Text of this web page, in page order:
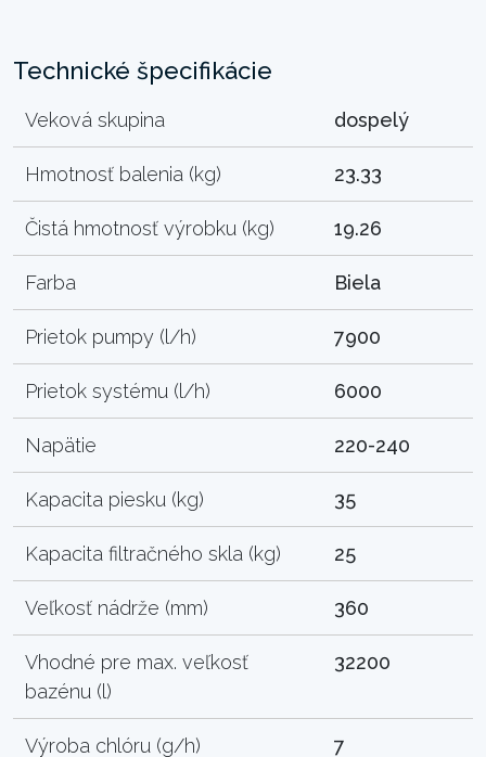
Technické špecifikácie
Veková skupina dospelý
Hmotnosť balenia (kg) 23.33
Čistá hmotnosť výrobku (kg) 19.26
Farba Biela
Prietok pumpy (l/h) 7900
Prietok systému (l/h) 6000
Napätie 220-240
Kapacita piesku (kg) 35
Kapacita filtračného skla (kg) 25
Veľkosť nádrže (mm) 360
Vhodné pre max. veľkosť
bazénu (l)
32200
Výroba chlóru (g/h) 7